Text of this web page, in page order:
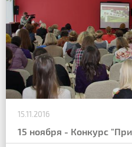
15.11.2016
15 ноября - Конкурс